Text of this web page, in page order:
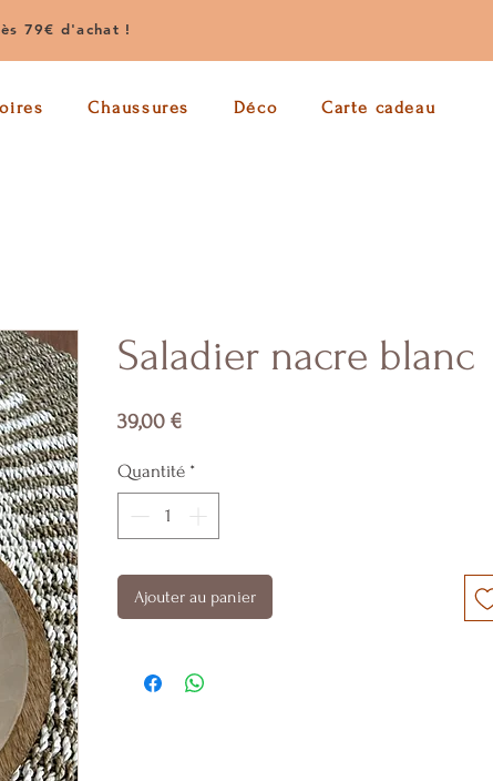
79€ d'achat !
Chaussures Déco Carte cadeau
Saladier nacre blanc
39,00 €
Quantité *
Ajouter au panier